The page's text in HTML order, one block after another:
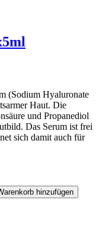
(Sodium Hyaluronate
Haut. Die
und Propanediol
Das Serum ist frei
sich damit auch für
hinzufügen